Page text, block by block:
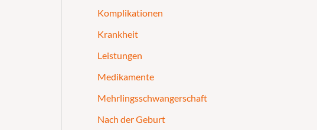
Komplikationen
Krankheit
Leistungen
Medikamente
Mehrlingsschwangerschaft
Nach der Geburt